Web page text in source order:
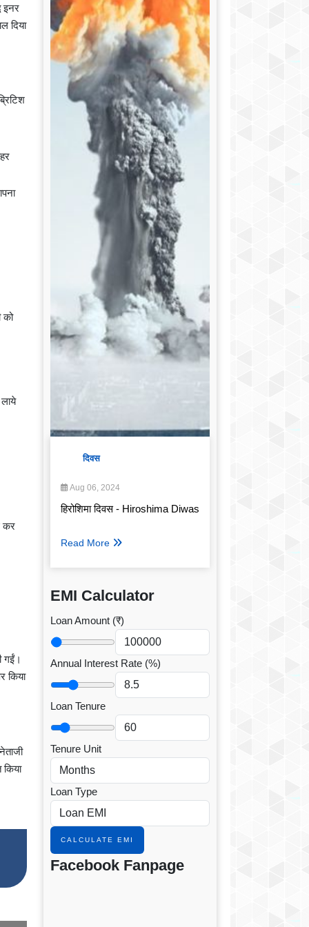
इनर
दिया
को
कर
गईं।
किया
दिवस
Aug 06, 2024
हिरोशिमा दिवस - Hiroshima Diwas
Read More
EMI Calculator
Loan Amount (₹)
Annual Interest Rate (%)
Loan Tenure
Tenure Unit
Loan Type
CALCULATE EMI
Facebook Fanpage